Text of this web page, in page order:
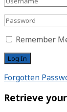
Remember
Forgotten
Retrieve